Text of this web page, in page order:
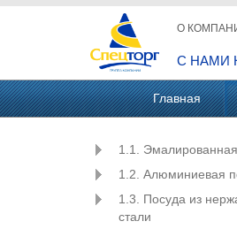
О
С НАМИ
Главная
1.1.
1.2. Алюминиевая
1.3. Посуда из
стали